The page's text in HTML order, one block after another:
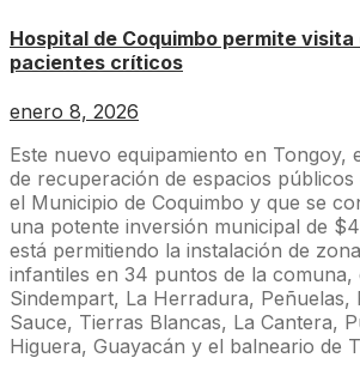
Hospital de Coquimbo permite visita
pacientes críticos
enero 8, 2026
Este nuevo equipamiento en Tongoy,
de recuperación de espacios públicos
el Municipio de Coquimbo y que se
una potente inversión municipal de
está permitiendo la instalación de
infantiles en 34 puntos de la comuna,
Sindempart, La Herradura, Peñuelas,
Sauce, Tierras Blancas, La Cantera,
Higuera, Guayacán y el balneario de